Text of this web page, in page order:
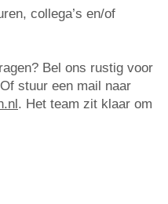
collega’s en/of
Bel ons rustig voor
stuur een mail naar
. Het team zit klaar om